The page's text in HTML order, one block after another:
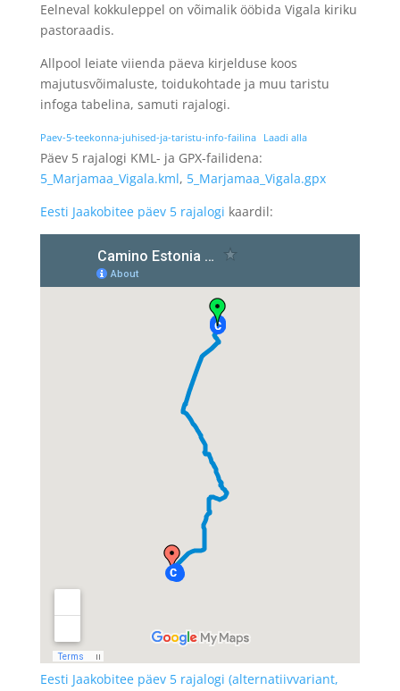
Eelneval kokkuleppel on võimalik ööbida Vigala kiriku
pastoraadis.
Allpool leiate viienda päeva kirjelduse koos
majutusvõimaluste, toidukohtade ja muu taristu
infoga tabelina, samuti rajalogi.
Paev-5-teekonna-juhised-ja-taristu-info-failina Laadi alla
Päev 5 rajalogi KML- ja GPX-failidena:
5_Marjamaa_Vigala.kml, 5_Marjamaa_Vigala.gpx
Eesti Jaakobitee päev 5 rajalogi kaardil:
Eesti Jaakobitee päev 5 rajalogi (alternatiivvariant,